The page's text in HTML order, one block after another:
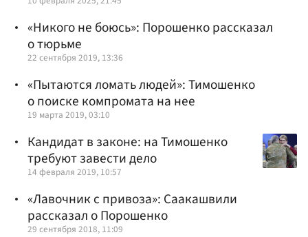
«Никого не боюсь»: Порошенко рассказал
о тюрьме
22 сентября 2019, 13:36
«Пытаются ломать людей»: Тимошенко
о поиске компромата на нее
19 марта 2019, 03:10
Кандидат в законе: на Тимошенко
требуют завести дело
14 февраля 2019, 10:57
«Лавочник с привоза»: Саакашвили
рассказал о Порошенко
29 сентября 2018, 11:09